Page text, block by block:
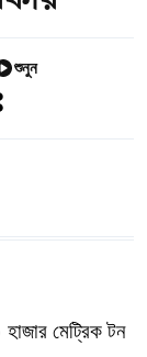
শুনুন
মেট্রিক টন